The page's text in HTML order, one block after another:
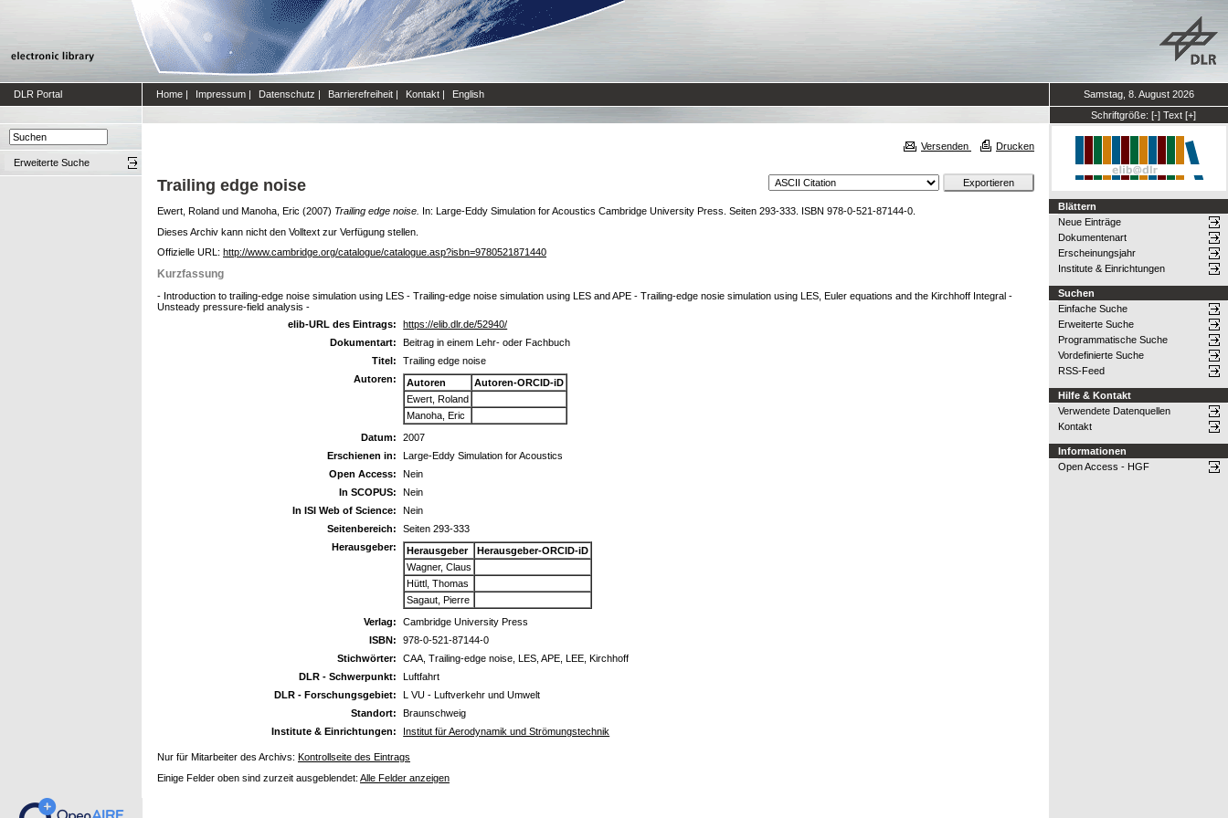
DLR Portal Home | Impressum | Datenschutz | Barrierefreiheit | Kontakt | English
Samstag, 8. August 2026
Schriftgröße: [-] Text [+]
Erweiterte Suche
Versenden Drucken
Trailing edge noise
Ewert, Roland und Manoha, Eric (2007) Trailing edge noise. In: Large-Eddy Simulation for Acoustics Cambridge University Press. Seiten 293-333. ISBN 978-0-521-87144-0.
Dieses Archiv kann nicht den Volltext zur Verfügung stellen.
Offizielle URL: http://www.cambridge.org/catalogue/catalogue.asp?isbn=9780521871440
Kurzfassung
- Introduction to trailing-edge noise simulation using LES - Trailing-edge noise simulation using LES and APE - Trailing-edge nosie simulation using LES, Euler equations and the Kirchhoff Integral -
Unsteady pressure-field analysis -
elib-URL des Eintrags:
https://elib.dlr.de/52940/
Dokumentart:
Beitrag in einem Lehr- oder Fachbuch
Titel:
Trailing edge noise
Autoren:
Autoren
Autoren-ORCID-iD
Ewert, Roland
Manoha, Eric
Datum:
2007
Erschienen in:
Large-Eddy Simulation for Acoustics
Open Access:
Nein
In SCOPUS:
Nein
In ISI Web of Science:
Nein
Seitenbereich:
Seiten 293-333
Herausgeber:
Herausgeber
Herausgeber-ORCID-iD
Wagner, Claus
Hüttl, Thomas
Sagaut, Pierre
Verlag:
Cambridge University Press
ISBN:
978-0-521-87144-0
Stichwörter:
CAA, Trailing-edge noise, LES, APE, LEE, Kirchhoff
DLR - Schwerpunkt:
Luftfahrt
DLR - Forschungsgebiet:
L VU - Luftverkehr und Umwelt
Standort:
Braunschweig
Institute & Einrichtungen:
Institut für Aerodynamik und Strömungstechnik
Nur für Mitarbeiter des Archivs: Kontrollseite des Eintrags
Einige Felder oben sind zurzeit ausgeblendet: Alle Felder anzeigen
Blättern
Neue Einträge
Dokumentenart
Erscheinungsjahr
Institute & Einrichtungen
Suchen
Einfache Suche
Erweiterte Suche
Programmatische Suche
Vordefinierte Suche
RSS-Feed
Hilfe & Kontakt
Verwendete Datenquellen
Kontakt
Informationen
Open Access - HGF